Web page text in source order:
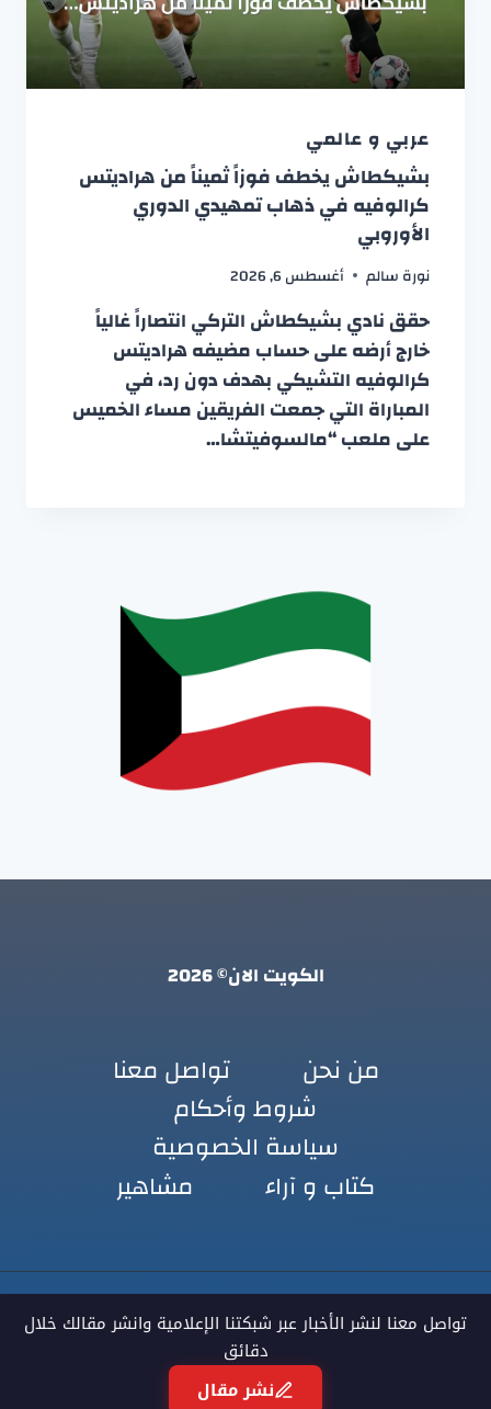
عربي و عالمي
بشيكطاش يخطف فوزاً ثميناً من هراديتس
كرالوفيه في ذهاب تمهيدي الدوري
الأوروبي
نورة سالم أغسطس 6, 2026
حقق نادي بشيكطاش التركي انتصاراً غالياً
خارج أرضه على حساب مضيفه هراديتس
كرالوفيه التشيكي بهدف دون رد، في
المباراة التي جمعت الفريقين مساء الخميس
على ملعب “مالسوفيتشا…
الكويت الان© 2026
من نحن
تواصل معنا
شروط وأحكام
سياسة الخصوصية
كتاب و آراء
مشاهير
تواصل معنا لنشر الأخبار عبر شبكتنا الإعلامية وانشر مقالك خلال
دقائق
نشر مقال